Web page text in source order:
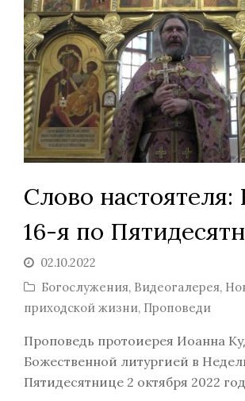
Слово настоятеля:
16-я по
02.10.2022
Богослужения, Видеогалерея,
приходской жизни, Проповеди
Проповедь протоиерея Иоанна
Божественной литургией в
Пятидесятнице 2 октября 2022